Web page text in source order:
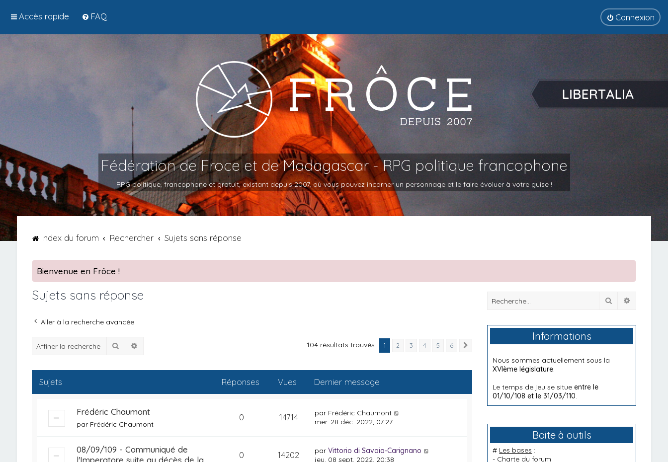
Accès rapide FAQ Connexion
Fédération de Froce et de Madagascar - RPG politique francophone
RPG politique, francophone et gratuit, existant depuis 2007, où vous pouvez incarner un personnage et le faire évoluer à votre guise !
Index du forum Rechercher Sujets sans réponse
Bienvenue en Frôce !
Sujets sans réponse
Aller à la recherche avancée
Rechercher 104 résultats trouvés 1 2 3 4 5 6 Suivante
Sujets Réponses Vues Dernier message
Frédéric Chaumont
par Frédéric Chaumont
0 14714 par Frédéric Chaumont
mer. 28 déc. 2022, 07:27
08/09/109 - Communiqué de
l'Imperatore suite au décès de la
0 14202 parVittorio di Savoia-Carignano
jeu. 08 sept. 2022, 20:38
Rechercher
Informations
Nous sommes actuellement sous la
XVIème législature.
Le temps de jeu se situeentre le
01/10/108 et le 31/03/110.
Boite à outils
# Les bases :
- Charte du forum